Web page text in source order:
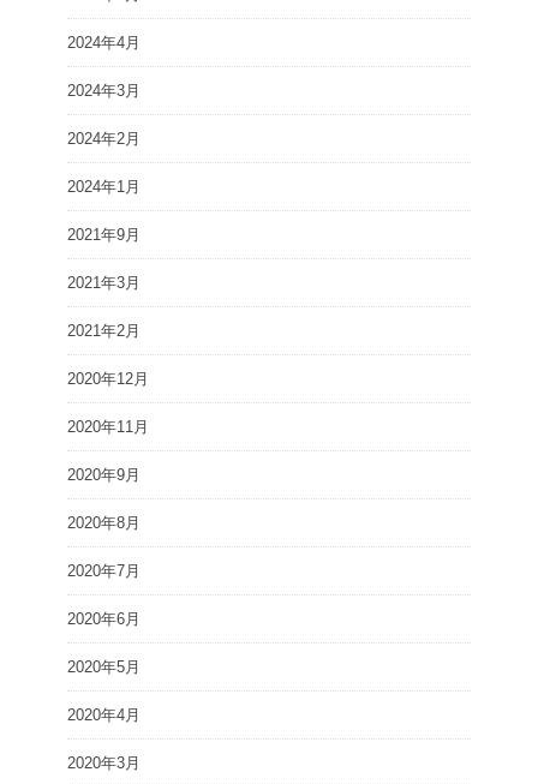
2024年4月
2024年3月
2024年2月
2024年1月
2021年9月
2021年3月
2021年2月
2020年12月
2020年11月
2020年9月
2020年8月
2020年7月
2020年6月
2020年5月
2020年4月
2020年3月